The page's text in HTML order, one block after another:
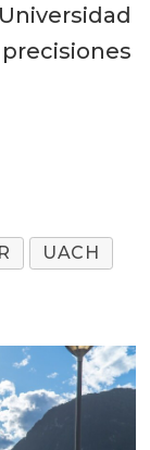
UACH